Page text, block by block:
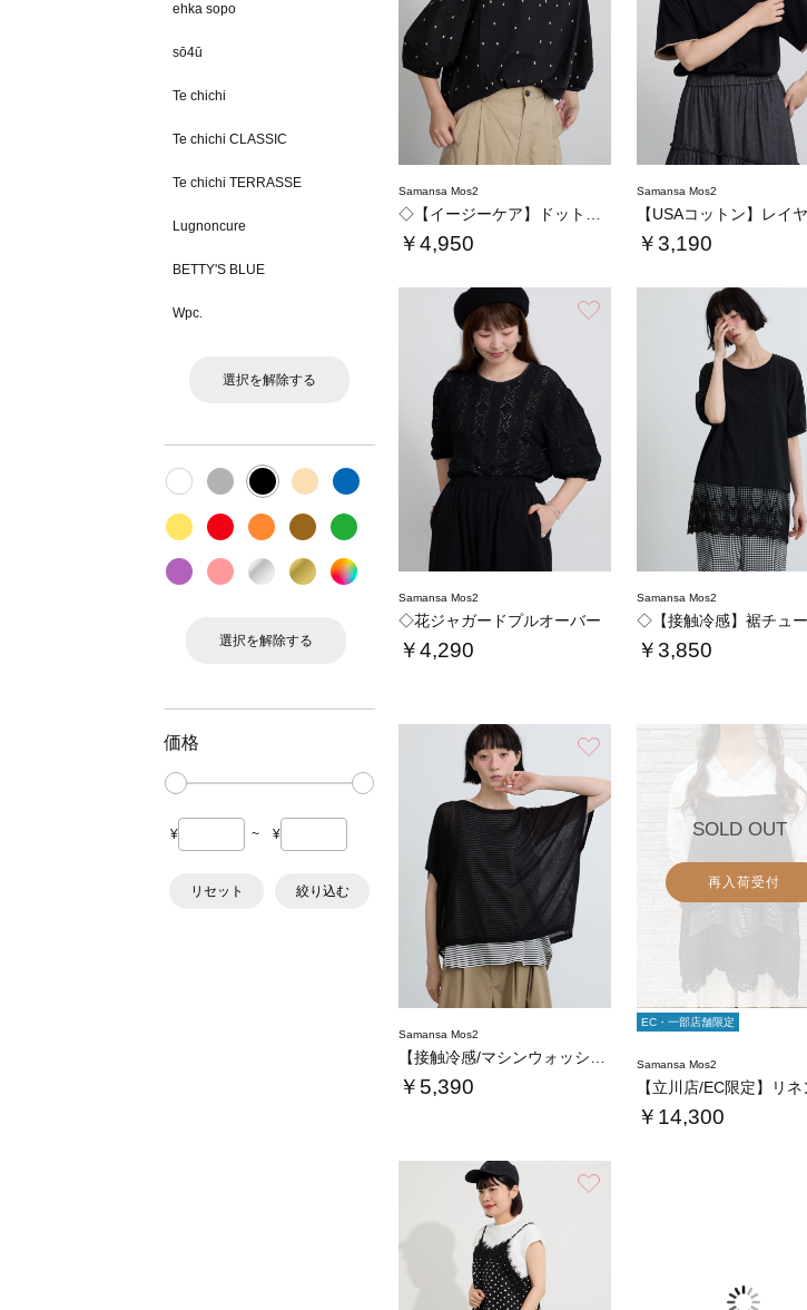
ehka sopo
sō4ū
Te chichi
Te chichi CLASSIC
Te chichi TERRASSE
Lugnoncure
BETTY'S BLUE
Wpc.
選択を解除する
選択を解除する
価格
¥ ~ ¥
リセット 絞り込む
Samansa Mos2
￥4,950
Samansa Mos2
￥3,190
Samansa Mos2
◇花ジャガードプルオーバー
￥4,290
Samansa Mos2
￥3,850
Samansa Mos2
￥5,390
SOLD OUT
再入荷受付
EC・一部店舗限定
Samansa Mos2
￥14,300